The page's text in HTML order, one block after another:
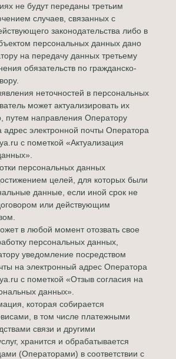
не будут переданы третьим
случаев, связанных с
законодательства либо в
персональных данных дано
на передачу данных третьему
обязательств по гражданско-
неточностей в персональных
может актуализировать их
путем направления Оператору
электронной почты Оператора
с пометкой «Актуализация
персональных данных
целей, для которых были
данные, если иной срок не
или действующим
в любой момент отозвать свое
персональных данных,
уведомление посредством
на электронный адрес Оператора
с пометкой «Отзыв согласия на
данных».
которая собирается
в том числе платежными
связи и другими
хранится и обрабатывается
(Операторами) в соответствии с